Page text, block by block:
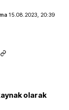
15.08.2023, 20:39
olarak